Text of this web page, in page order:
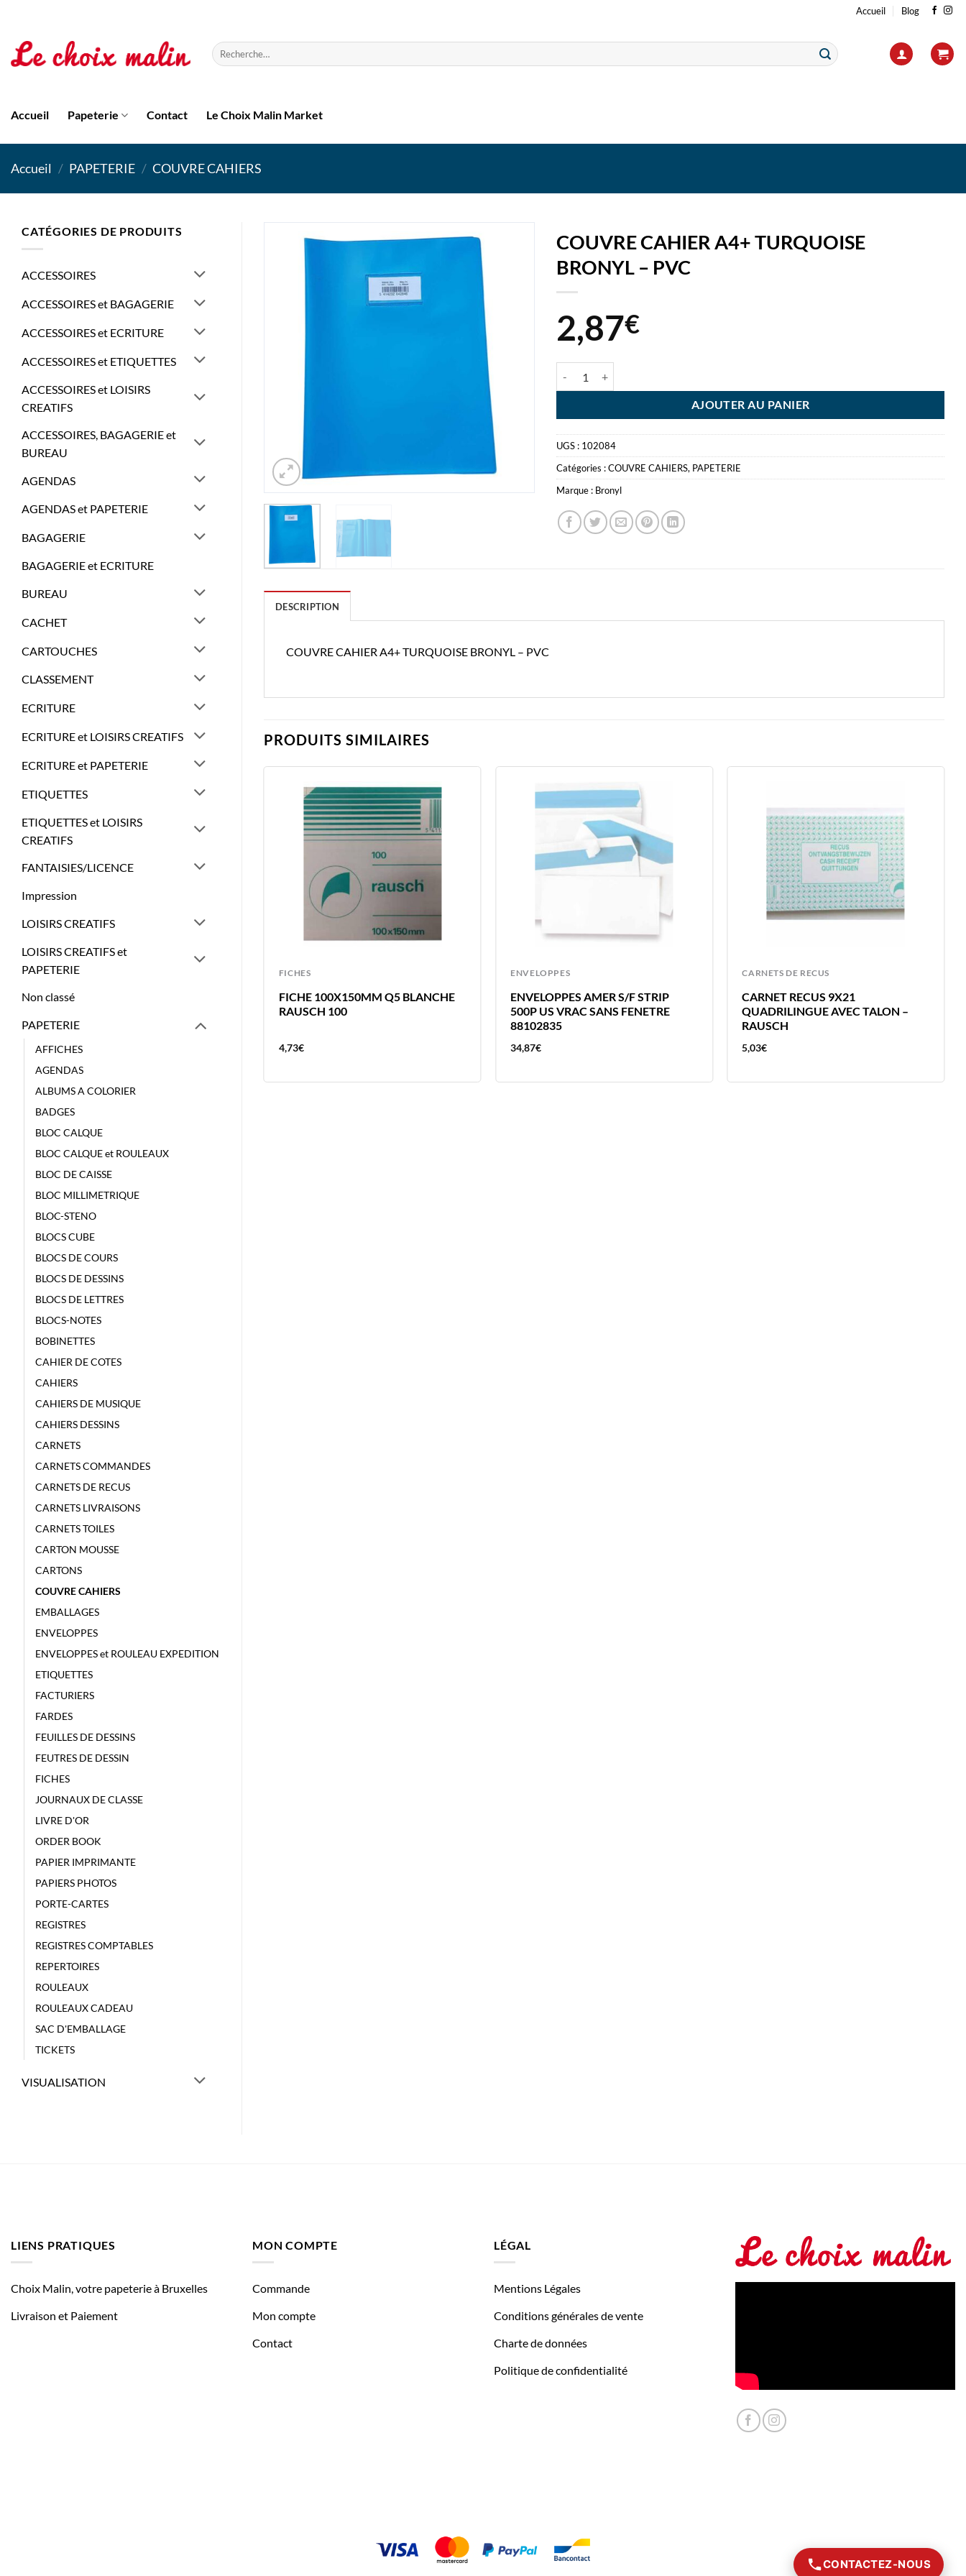
contenu
Accueil Blog
Recherche
pour :
Accueil Papeterie Contact Le Choix Malin Market
Accueil / PAPETERIE / COUVRE CAHIERS
CATÉGORIES DE PRODUITS
ACCESSOIRES
ACCESSOIRES et BAGAGERIE
ACCESSOIRES et ECRITURE
ACCESSOIRES et ETIQUETTES
ACCESSOIRES et LOISIRS
CREATIFS
ACCESSOIRES, BAGAGERIE et
BUREAU
AGENDAS
AGENDAS et PAPETERIE
BAGAGERIE
BAGAGERIE et ECRITURE
BUREAU
CACHET
CARTOUCHES
CLASSEMENT
ECRITURE
ECRITURE et LOISIRS CREATIFS
ECRITURE et PAPETERIE
ETIQUETTES
ETIQUETTES et LOISIRS
CREATIFS
FANTAISIES/LICENCE
Impression
LOISIRS CREATIFS
LOISIRS CREATIFS et
PAPETERIE
Non classé
PAPETERIE
AFFICHES
AGENDAS
ALBUMS A COLORIER
BADGES
BLOC CALQUE
BLOC CALQUE et ROULEAUX
BLOC DE CAISSE
BLOC MILLIMETRIQUE
BLOC-STENO
BLOCS CUBE
BLOCS DE COURS
BLOCS DE DESSINS
BLOCS DE LETTRES
BLOCS-NOTES
BOBINETTES
CAHIER DE COTES
CAHIERS
CAHIERS DE MUSIQUE
CAHIERS DESSINS
CARNETS
CARNETS COMMANDES
CARNETS DE RECUS
CARNETS LIVRAISONS
CARNETS TOILES
CARTON MOUSSE
CARTONS
COUVRE CAHIERS
EMBALLAGES
ENVELOPPES
ENVELOPPES et ROULEAU EXPEDITION
ETIQUETTES
FACTURIERS
FARDES
FEUILLES DE DESSINS
FEUTRES DE DESSIN
FICHES
JOURNAUX DE CLASSE
LIVRE D'OR
ORDER BOOK
PAPIER IMPRIMANTE
PAPIERS PHOTOS
PORTE-CARTES
REGISTRES
REGISTRES COMPTABLES
REPERTOIRES
ROULEAUX
ROULEAUX CADEAU
SAC D'EMBALLAGE
TICKETS
VISUALISATION
COUVRE CAHIER A4+ TURQUOISE
BRONYL – PVC
2,87€
AJOUTER AU PANIER
UGS : 102084
Catégories :COUVRE CAHIERS, PAPETERIE
Marque : Bronyl
DESCRIPTION
COUVRE CAHIER A4+ TURQUOISE BRONYL – PVC
PRODUITS SIMILAIRES
FICHES
FICHE 100X150MM Q5 BLANCHE
RAUSCH 100
4,73€
ENVELOPPES
ENVELOPPES AMER S/F STRIP
500P US VRAC SANS FENETRE
88102835
34,87€
CARNETS DE RECUS
CARNET RECUS 9X21
QUADRILINGUE AVEC TALON –
RAUSCH
5,03€
FEUILLES DE DESSINS
FEUILLES Q5/Q10 ROSE 72X57 10
A2254
14,91€
LIENS PRATIQUES
Choix Malin, votre papeterie à Bruxelles
Livraison et Paiement
MON COMPTE
Commande
Mon compte
Contact
LÉGAL
Mentions Légales
Conditions générales de vente
Charte de données
Politique de confidentialité
CONTACTEZ-NOUS